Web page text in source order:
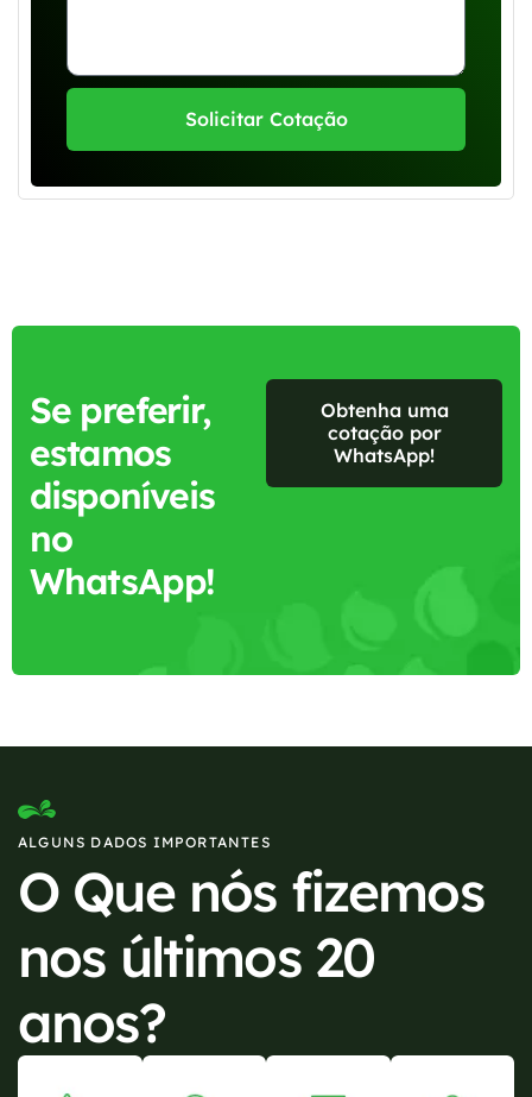
Solicitar Cotação
Se preferir,
estamos
disponíveis
no
WhatsApp!
Obtenha uma
cotação por
WhatsApp!
ALGUNS DADOS IMPORTANTES
O Que nós fizemos
nos últimos 20
anos?